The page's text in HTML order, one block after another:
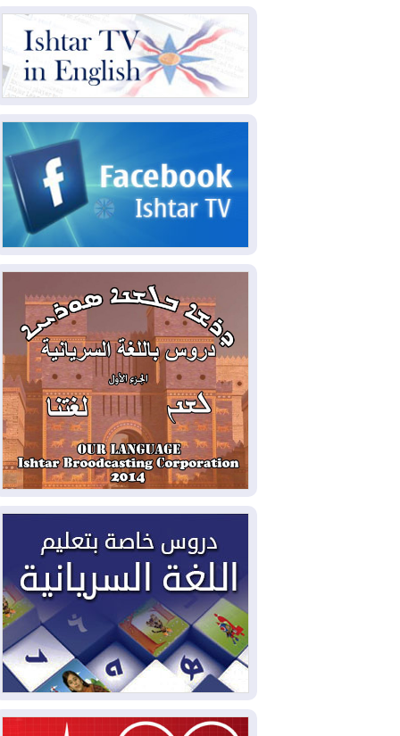
2026-08-06ائتلاف ادارة الدولة: من
يقومون بسلوك يهدد امن البلاد خارجون عن
القانون يجب محاربتهم
2026-08-06بعد هجومين قرب باب المندب..
الأحمر
2026-08-06مئات القاصرين بلا مأوى.. أزمة
سبتة تتصاعد وتضغط على مدريد
لمدة عام.. بدء توريد 100
مليون قدم مكعب يومياً من غاز كورمور في
إقليم كوردستان إلى وزارة الكهرباء العراقية
2026-08-05
15كارثة بيئية ومناخية ترسم
ملامح أخطر التحديات التي تواجه العراق
اليوم
2026-08-05
حرائق فرنسا.. توقيف 402
شخص بينهم 156 قاصرا منذ بداية موسم
الحرائق
2026-08-04سومو: إنتاج النفط في إقليم
كوردستان انخفض إلى أقل من 10%
ملفات حقبة الكاظمي تعود إلى
الواجهة.. أنباء عن مراجعات قضائية
وتحقيقات أوسع في قضايا فساد
2026-08-04بيترو يشكو تزوير الانتخابات
الرئاسية ويحذر من "حرب أهلية" في
كولومبيا
2026-08-03رئيس إقليم كوردستان في